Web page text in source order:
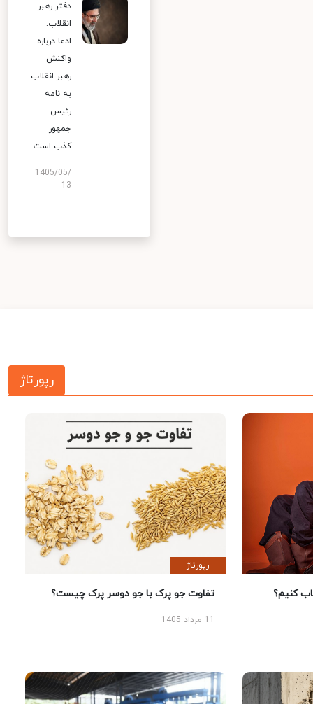
دفتر رهبر
انقلاب:
ادعا درباره
واکنش
رهبر انقلاب
به نامه
رئیس
جمهور
کذب است
1405/05/
13
رپورتاژ
کنیم؟
رپورتاژ
تفاوت جو پرک با جو دوسر پرک چیست؟